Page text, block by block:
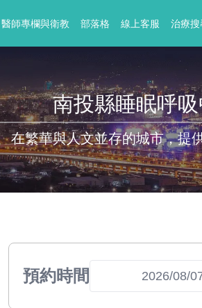
醫師專欄與衛教 部落格 線上客服 治療搜
南投縣睡眠呼
在繁華與人文並存的城市，提
預約時間